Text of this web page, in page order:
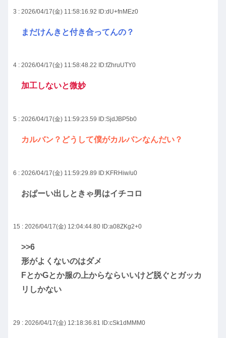
3 : 2026/04/17(金) 11:58:16.92 ID:dU+fnMEz0
まだけんきと付き合ってんの？
4 : 2026/04/17(金) 11:58:48.22 ID:fZhruUTY0
加工しないと微妙
5 : 2026/04/17(金) 11:59:23.59 ID:SjdJBP5b0
カルバン？どうして僕がカルバンなんだい？
6 : 2026/04/17(金) 11:59:29.89 ID:KFRHiw/u0
おぱーい出しときゃ男はイチコロ
15 : 2026/04/17(金) 12:04:44.80 ID:a08ZKg2+0
>>6
形がよくないのはダメ
FとかGとか服の上からならいいけど脱ぐとガッカ
リしかない
29 : 2026/04/17(金) 12:18:36.81 ID:cSk1dMMM0